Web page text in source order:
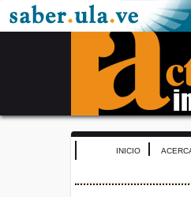
INICIO